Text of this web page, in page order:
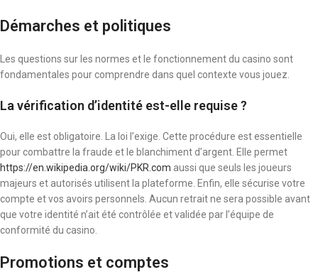
Démarches et politiques
Les questions sur les normes et le fonctionnement du casino sont
fondamentales pour comprendre dans quel contexte vous jouez.
La vérification d’identité est-elle requise ?
Oui, elle est obligatoire. La loi l’exige. Cette procédure est essentielle
pour combattre la fraude et le blanchiment d’argent. Elle permet
https://en.wikipedia.org/wiki/PKR.com aussi que seuls les joueurs
majeurs et autorisés utilisent la plateforme. Enfin, elle sécurise votre
compte et vos avoirs personnels. Aucun retrait ne sera possible avant
que votre identité n’ait été contrôlée et validée par l’équipe de
conformité du casino.
Promotions et comptes